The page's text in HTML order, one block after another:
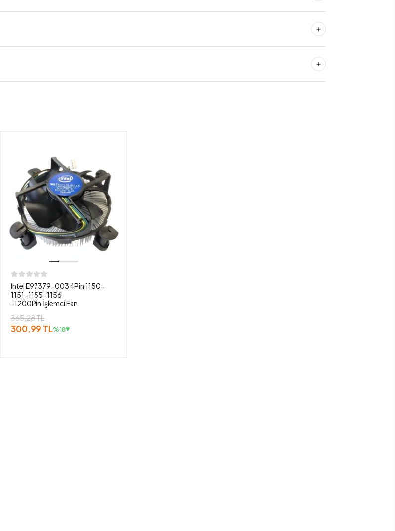
Intel E97379-003 4Pin 1150-
1151-1155-1156
-1200Pin İşlemci Fan
365,28 TL
300,99 TL%18